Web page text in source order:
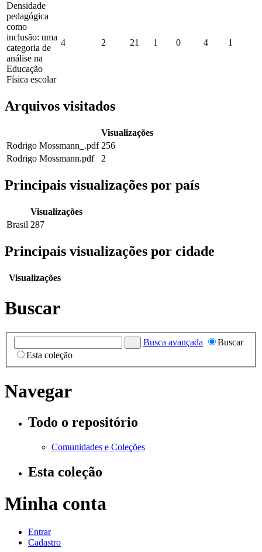
Densidade
pedagógica
como
inclusão: uma
categoria de
análise na
Educação
Física escolar
4 2 21 1 0 4 1
Arquivos visitados
Visualizações
Rodrigo Mossmann_.pdf 256
Rodrigo Mossmann.pdf
2
Principais visualizações por país
Visualizações
Brasil 287
Principais visualizações por cidade
Visualizações
Buscar
Busca avançada
Buscar
Esta coleção
Navegar
Todo o repositório
Comunidades e Coleções
Esta coleção
Minha conta
Entrar
Cadastro